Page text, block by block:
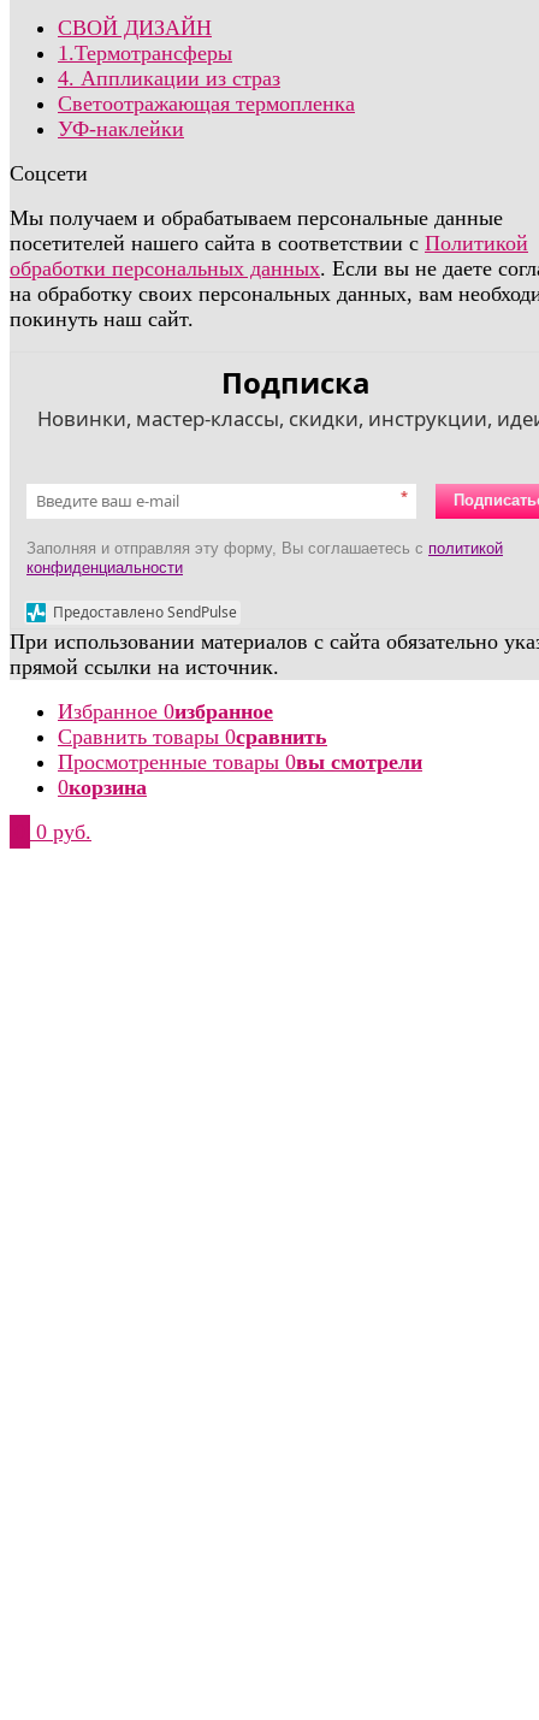
СВОЙ ДИЗАЙН
1.Термотрансферы
4. Аппликации из страз
Светоотражающая термопленка
УФ-наклейки
Соцсети
Мы получаем и обрабатываем персональные данные
посетителей нашего сайта в соответствии с Политикой
обработки персональных данных. Если вы не даете
на обработку своих персональных данных, вам
покинуть наш сайт.
Подписка
Новинки, мастер-классы, скидки, инструкции,
*
Заполняя и отправляя эту форму, Вы соглашаетесь с политикой
конфиденциальности
Предоставлено SendPulse
При использовании материалов с сайта обязательно
прямой ссылки на источник.
Избранное 0избранное
Сравнить товары 0сравнить
Просмотренные товары 0вы смотрели
0корзина
0 руб.